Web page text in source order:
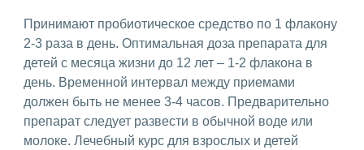
Принимают пробиотическое средство по 1 флакону
2-3 раза в день. Оптимальная доза препарата для
детей с месяца жизни до 12 лет – 1-2 флакона в
день. Временной интервал между приемами
должен быть не менее 3-4 часов. Предварительно
препарат следует развести в обычной воде или
молоке. Лечебный курс для взрослых и детей